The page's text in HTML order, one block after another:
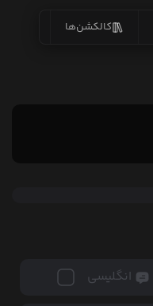
کالکشن‌ها
انگلیسی